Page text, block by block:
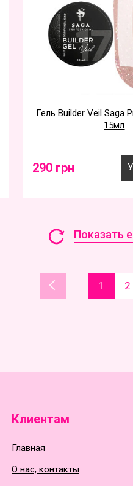
Гель Builder Veil Saga
15мл
290 грн
Показать
1 2
Клиентам
Главная
О нас, контакты